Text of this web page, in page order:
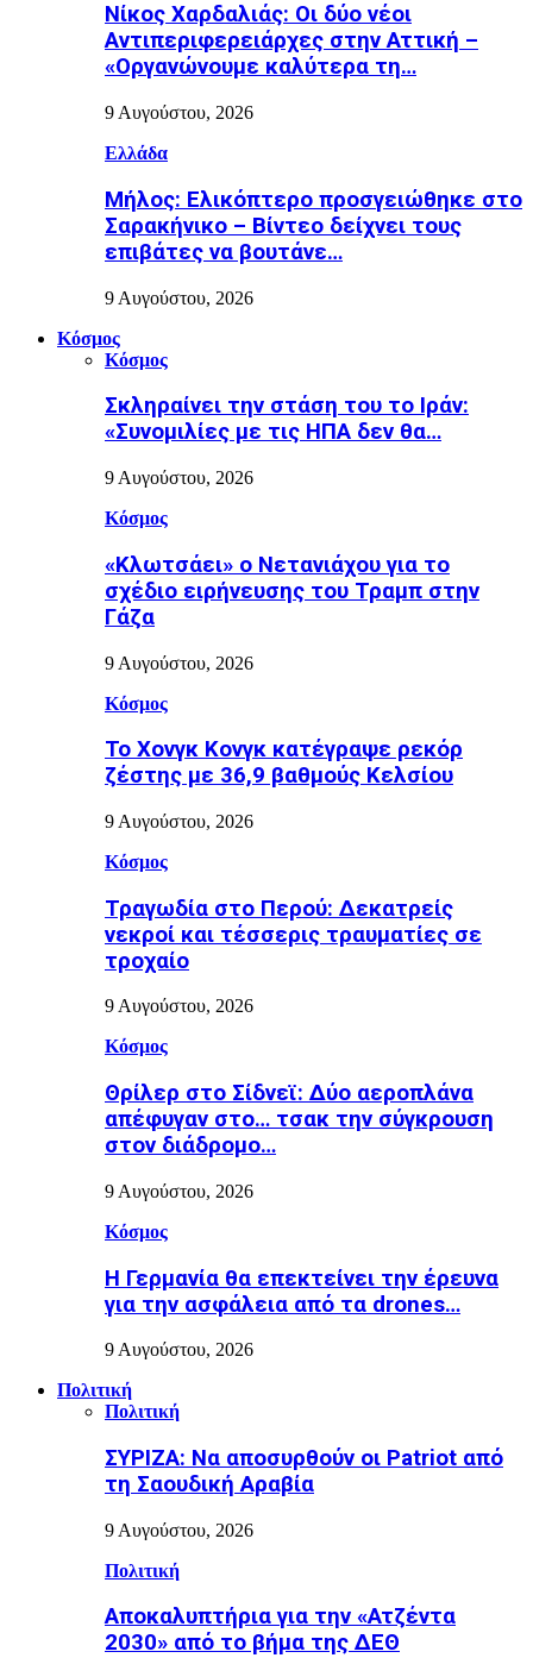
Νίκος Χαρδαλιάς: Οι δύο νέοι
Αντιπεριφερειάρχες στην Αττική –
«Οργανώνουμε καλύτερα τη…
9 Αυγούστου, 2026
Ελλάδα
Μήλος: Ελικόπτερο προσγειώθηκε στο
Σαρακήνικο – Βίντεο δείχνει τους
επιβάτες να βουτάνε…
9 Αυγούστου, 2026
Κόσμος
Κόσμος
Σκληραίνει την στάση του το Ιράν:
«Συνομιλίες με τις ΗΠΑ δεν θα…
9 Αυγούστου, 2026
Κόσμος
«Κλωτσάει» ο Νετανιάχου για το
σχέδιο ειρήνευσης του Τραμπ στην
Γάζα
9 Αυγούστου, 2026
Κόσμος
Το Χονγκ Κονγκ κατέγραψε ρεκόρ
ζέστης με 36,9 βαθμούς Κελσίου
9 Αυγούστου, 2026
Κόσμος
Τραγωδία στο Περού: Δεκατρείς
νεκροί και τέσσερις τραυματίες σε
τροχαίο
9 Αυγούστου, 2026
Κόσμος
Θρίλερ στο Σίδνεϊ: Δύο αεροπλάνα
απέφυγαν στο… τσακ την σύγκρουση
στον διάδρομο…
9 Αυγούστου, 2026
Κόσμος
Η Γερμανία θα επεκτείνει την έρευνα
για την ασφάλεια από τα drones…
9 Αυγούστου, 2026
Πολιτική
Πολιτική
ΣΥΡΙΖΑ: Να αποσυρθούν οι Patriot από
τη Σαουδική Αραβία
9 Αυγούστου, 2026
Πολιτική
Αποκαλυπτήρια για την «Ατζέντα
2030» από το βήμα της ΔΕΘ